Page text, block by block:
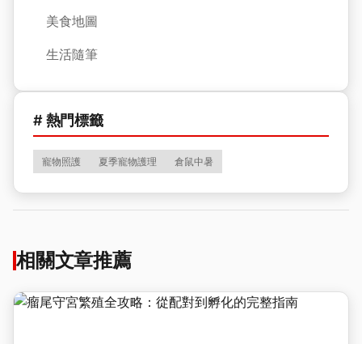
美食地圖
生活隨筆
# 熱門標籤
寵物照護 夏季寵物護理 倉鼠中暑
相關文章推薦